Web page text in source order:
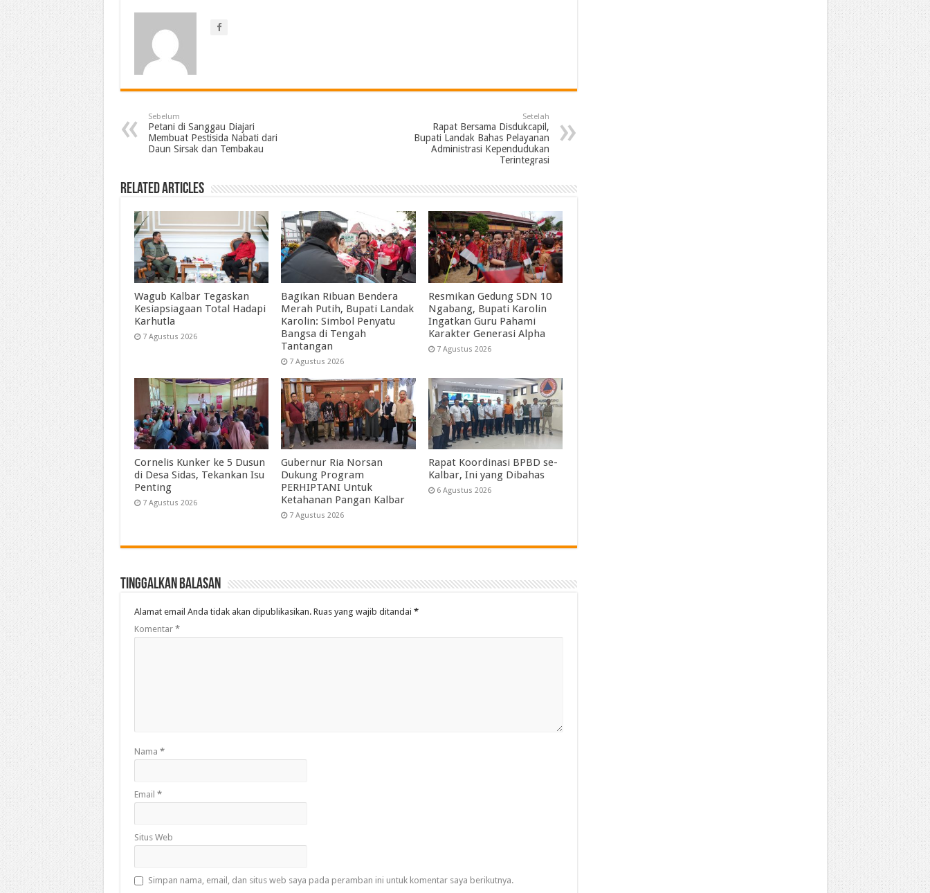
Sebelum
Petani di Sanggau Diajari
Membuat Pestisida Nabati dari
Daun Sirsak dan Tembakau
Setelah
Rapat Bersama Disdukcapil,
Bupati Landak Bahas Pelayanan
Administrasi Kependudukan
Terintegrasi
Related Articles
Wagub Kalbar Tegaskan
Kesiapsiagaan Total Hadapi
Karhutla
7 Agustus 2026
Bagikan Ribuan Bendera
Merah Putih, Bupati Landak
Karolin: Simbol Penyatu
Bangsa di Tengah
Tantangan
7 Agustus 2026
Resmikan Gedung SDN 10
Ngabang, Bupati Karolin
Ingatkan Guru Pahami
Karakter Generasi Alpha
7 Agustus 2026
Cornelis Kunker ke 5 Dusun
di Desa Sidas, Tekankan Isu
Penting
7 Agustus 2026
Gubernur Ria Norsan
Dukung Program
PERHIPTANI Untuk
Ketahanan Pangan Kalbar
7 Agustus 2026
Rapat Koordinasi BPBD se-
Kalbar, Ini yang Dibahas
6 Agustus 2026
Tinggalkan Balasan
Alamat email Anda tidak akan dipublikasikan. Ruas yang wajib ditandai *
Komentar *
Nama *
Email *
Situs Web
Simpan nama, email, dan situs web saya pada peramban ini untuk komentar saya berikutnya.